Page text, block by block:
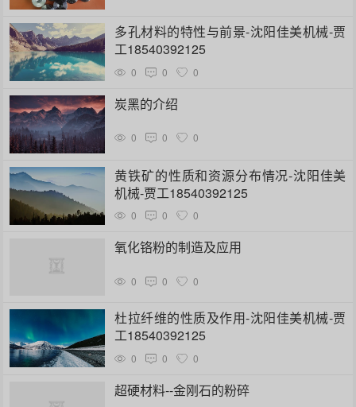
多孔材料的特性与前景-沈阳佳美机械-贾
工18540392125
0 0 0
炭黑的介绍
0 0 0
黄铁矿的性质和资源分布情况-沈阳佳美
机械-贾工18540392125
0 0 0
氧化铬粉的制造及应用
0 0 0
杜拉纤维的性质及作用-沈阳佳美机械-贾
工18540392125
0 0 0
超硬材料--金刚石的粉碎